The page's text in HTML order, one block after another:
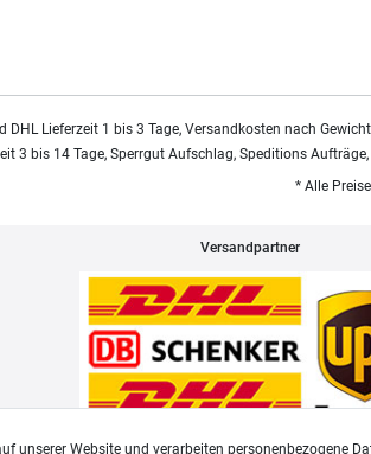
DHL Lieferzeit 1 bis 3 Tage, Versandkosten nach
3 bis 14 Tage, Sperrgut Aufschlag, Speditions
* Alle
Versandpartner
unserer Website und verarbeiten personenbezogene